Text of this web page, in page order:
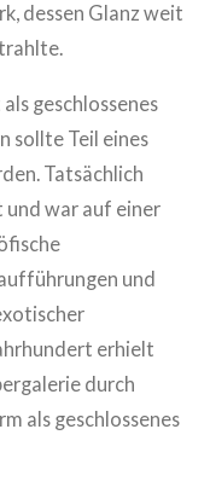
dessen Glanz weit
geschlossenes
sollte Teil eines
Tatsächlich
und war auf einer
und
erhielt
durch
als geschlossenes